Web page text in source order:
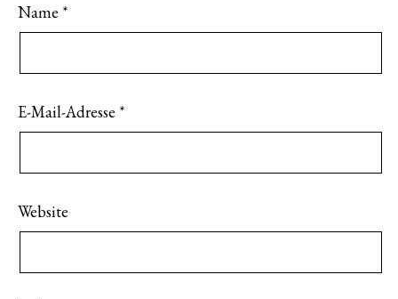
Name *
E-Mail-Adresse *
Website